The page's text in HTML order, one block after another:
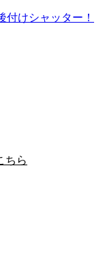
付けシャッター！
ちら